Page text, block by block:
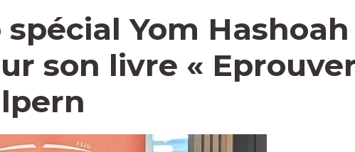
Yom
son livre «